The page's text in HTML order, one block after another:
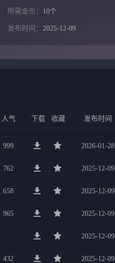
所需金币： 10个
发布时间： 2025-12-09
人气 下载 收藏 发布时间
999 2026-01-28
762 2025-12-09
658 2025-12-09
965 2025-12-09
2025-12-09
432 2025-12-09